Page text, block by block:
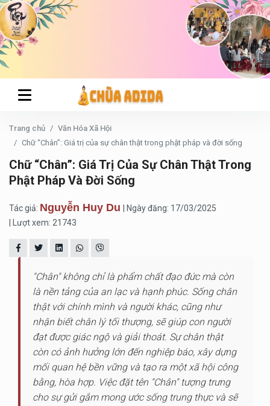
Trang chủ
Văn Hóa Xã Hội
Chữ “Chân”: Giá trị của sự chân thật trong phật pháp và đời sống
Chữ “Chân”: Giá Trị Của Sự Chân Thật Trong
Phật Pháp Và Đời Sống
Tác giả: Nguyễn Huy Du
| Ngày đăng: 17/03/2025
| Lượt xem: 21743
"Chân" không chỉ là phẩm chất đạo đức mà còn
là nền tảng của an lạc và hạnh phúc. Sống chân
thật với chính mình và người khác, cũng như
nhận biết chân lý tối thượng, sẽ giúp con người
đạt được giác ngộ và giải thoát. Sự chân thật
còn có ảnh hưởng lớn đến nghiệp báo, xây dựng
mối quan hệ bền vững và tạo ra một xã hội công
bằng, hòa hợp. Việc đặt tên "Chân" tượng trưng
cho sự gửi gắm mong ước sống trung thực và sẽ